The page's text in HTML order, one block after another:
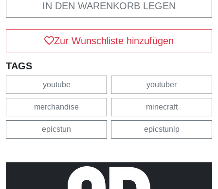
IN DEN WARENKORB LEGEN
Zur Wunschliste hinzufügen
TAGS
youtube youtuber
merchandise minecraft
epicstun epicstunlp